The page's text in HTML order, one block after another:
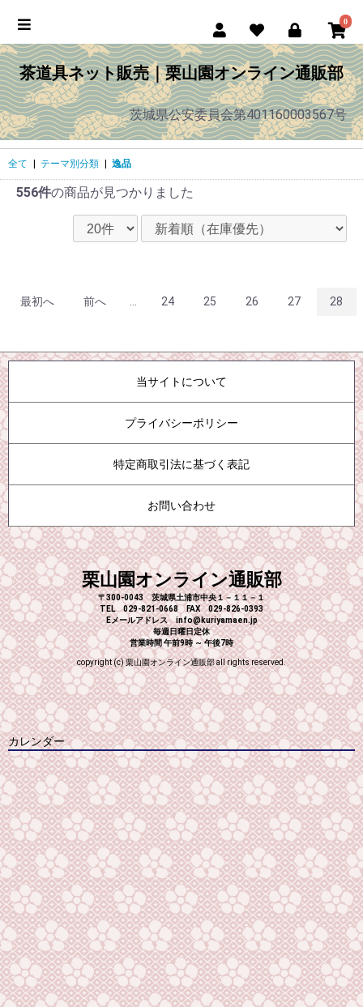
0
茶道具ネット販売｜栗山園オンライン通販部
茨城県公安委員会第401160003567号
全て テーマ別分類 逸品
556件の商品が見つかりました
最初へ 前へ 24 25 26 27 28
当サイトについて
プライバシーポリシー
特定商取引法に基づく表記
お問い合わせ
栗山園オンライン通販部
〒300-0043 茨城県土浦市中央１－１１－１
TEL 029-821-0668 FAX 029-826-0393
Eメールアドレス info@kuriyamaen.jp
毎週日曜日定休
営業時間 午前9時 ～ 午後7時
copyright (c) 栗山園オンライン通販部 all rights reserved.
カレンダー